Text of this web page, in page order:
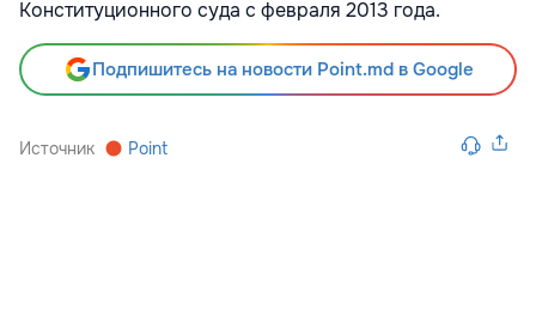
Конституционного суда с февраля 2013 года.
Подпишитесь на новости Point.md в Google
Источник Point